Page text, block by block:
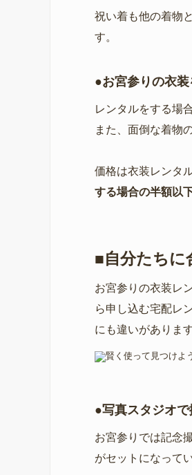
祝い着も他の着物
す。
●お宮参りの衣
レンタルをする場
また、面倒な着物
価格は衣装レンタ
する場合の半額以
■自分たちに
お宮参りの衣装レ
ら申し込む宅配レ
にも違いがありま
●写真スタジオ
お宮参りでは記念
がセットになって